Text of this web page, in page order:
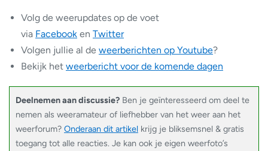
Volg de weerupdates op de voet
via Facebook en Twitter
Volgen jullie al de weerberichten op Youtube?
Bekijk het weerbericht voor de komende dagen
Deelnemen aan discussie? Ben je geïnteresseerd om deel te
nemen als weeramateur of liefhebber van het weer aan het
weerforum? Onderaan dit artikel krijg je bliksemsnel & gratis
toegang tot alle reacties. Je kan ook je eigen weerfoto’s